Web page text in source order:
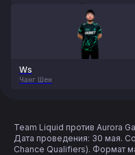
Ws
Чанг Шен
Team Liquid против Aurora
Дата проведения: 30 мая.
Chance Qualifiers). Формат